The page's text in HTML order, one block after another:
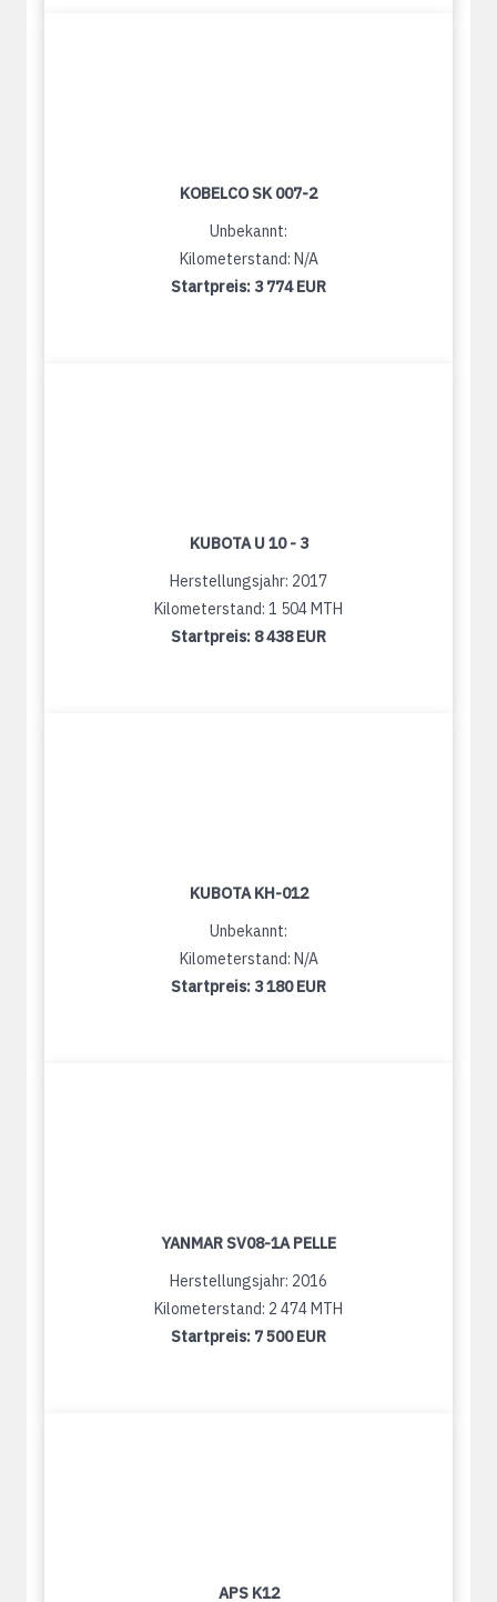
KOBELCO SK 007-2
Unbekannt:
Kilometerstand: N/A
Startpreis: 3 774 EUR
KUBOTA U 10 - 3
Herstellungsjahr: 2017
Kilometerstand: 1 504 MTH
Startpreis: 8 438 EUR
KUBOTA KH-012
Unbekannt:
Kilometerstand: N/A
Startpreis: 3 180 EUR
YANMAR SV08-1A PELLE
Herstellungsjahr: 2016
Kilometerstand: 2 474 MTH
Startpreis: 7 500 EUR
APS K12